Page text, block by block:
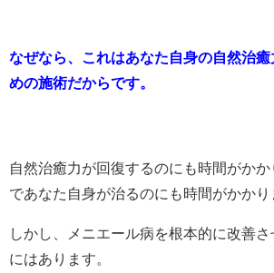
なぜなら、これはあなた自身の自然治
めの施術だからです。
自然治癒力が回復するのにも時間がか
であなた自身が治るのにも時間がかかり
しかし、メニエール病を根本的に改善さ
にはあります。